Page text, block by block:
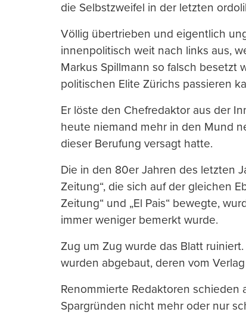
die Selbstzweifel in der letzten
Völlig übertrieben und eigentlich
innenpolitisch weit nach links aus,
Markus Spillmann so falsch besetzt
politischen Elite Zürichs passieren
Er löste den Chefredaktor aus der
heute niemand mehr in den Mund
dieser Berufung versagt hatte.
Die in den 80er Jahren des letzten
Zeitung“, die sich auf der gleichen
Zeitung“ und „El Pais“ bewegte,
immer weniger bemerkt wurde.
Zug um Zug wurde das Blatt
wurden abgebaut, deren vom
Renommierte Redaktoren
Spargründen nicht mehr oder nur